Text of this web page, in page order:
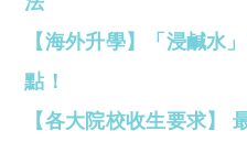
【海外升學】「浸鹹水
點！
【各大院校收生要求】